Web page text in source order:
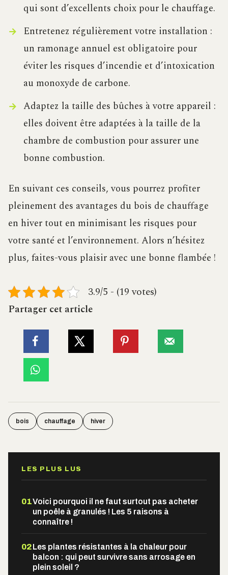
qui sont d’excellents choix pour le chauffage.
Entretenez régulièrement votre installation :
un ramonage annuel est obligatoire pour
éviter les risques d’incendie et d’intoxication
au monoxyde de carbone.
Adaptez la taille des bûches à votre appareil :
elles doivent être adaptées à la taille de la
chambre de combustion pour assurer une
bonne combustion.
En suivant ces conseils, vous pourrez profiter
pleinement des avantages du bois de chauffage
en hiver tout en minimisant les risques pour
votre santé et l’environnement. Alors n’hésitez
plus, faites-vous plaisir avec une bonne flambée !
3.9/5 - (19 votes)
Partager cet article
bois chauffage hiver
LES PLUS LUS
01Voici pourquoi il ne faut surtout pas acheter
un poêle à granulés ! Les 5 raisons à
connaître !
02Les plantes résistantes à la chaleur pour
balcon : qui peut survivre sans arrosage en
plein soleil ?